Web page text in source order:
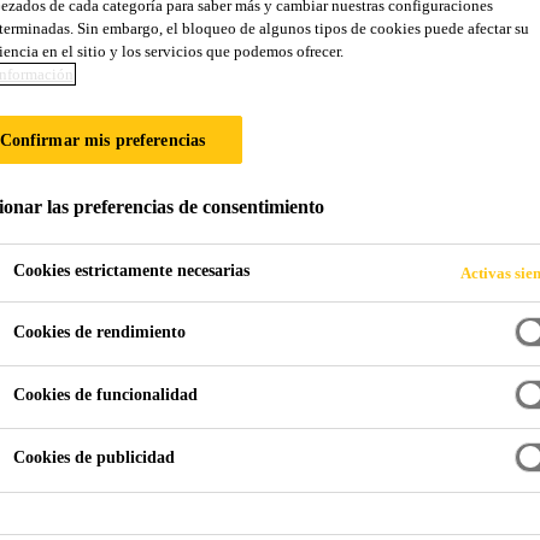
Conductive
electrostáticamente conductiva.
con alta conductividad electrostática, de dos
Para más detalles, por favor, consulte la Hoja de Datos
de cada categoría para saber más y cambiar nuestras configuraciones
Sin embargo, el bloqueo de algunos tipos de cookies puede afectar su
en el sitio y los servicios que podemos ofrecer.
Confirmar mis preferencias
las preferencias de consentimiento
Cookies estrictamente necesarias Activas
Cookies de rendimiento
Cookies de funcionalidad
Cookies de publicidad